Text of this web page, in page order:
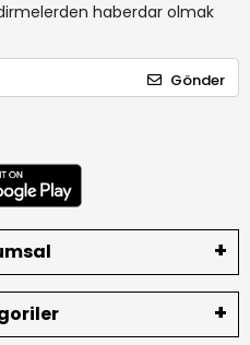
haberdar olmak
Gönder